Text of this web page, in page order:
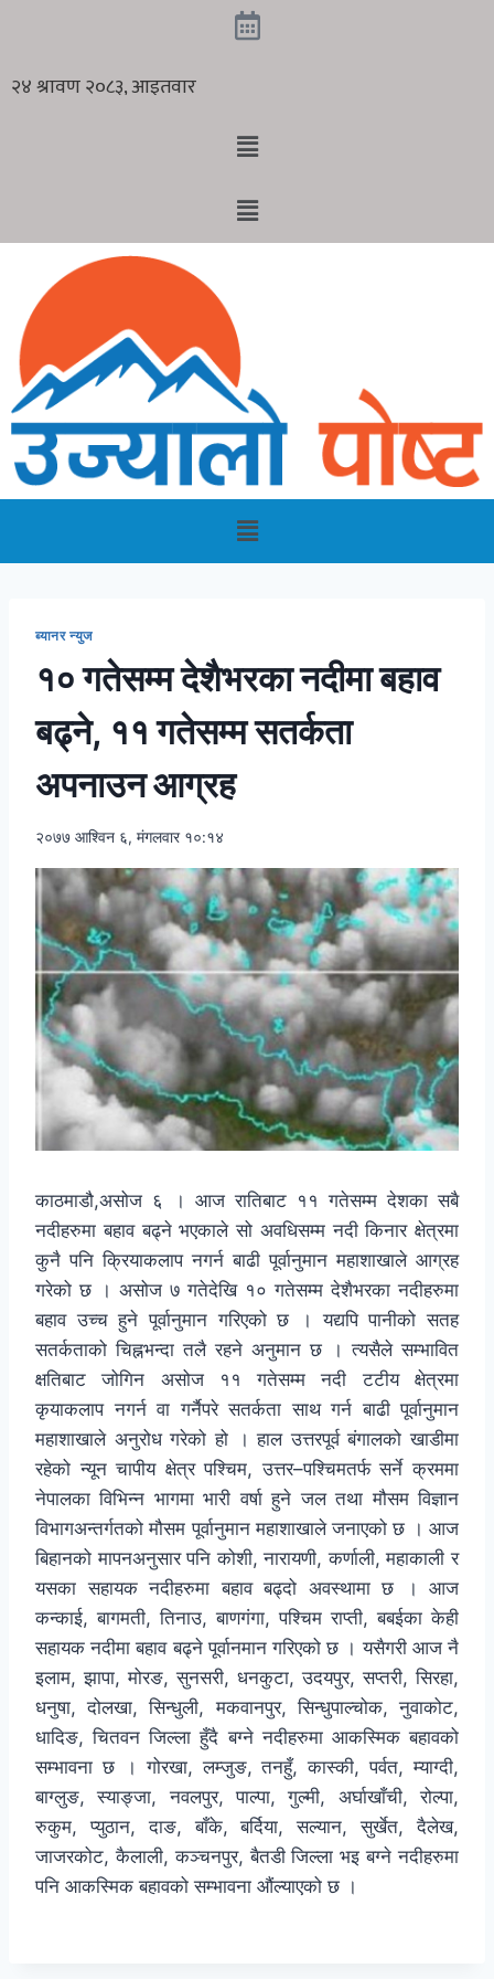
ब्यानर न्युज
१० गतेसम्म देशैभरका नदीमा बहाव
बढ्ने, ११ गतेसम्म सतर्कता
अपनाउन आग्रह
२०७७ आश्विन ६, मंगलवार १०:१४
काठमाडौ,असोज ६ । आज रातिबाट ११ गतेसम्म देशका सबै
नदीहरुमा बहाव बढ्ने भएकाले सो अवधिसम्म नदी किनार क्षेत्रमा
कुनै पनि क्रियाकलाप नगर्न बाढी पूर्वानुमान महाशाखाले आग्रह
गरेको छ । असोज ७ गतेदेखि १० गतेसम्म देशैभरका नदीहरुमा
बहाव उच्च हुने पूर्वानुमान गरिएको छ । यद्यपि पानीको सतह
सतर्कताको चिह्नभन्दा तलै रहने अनुमान छ । त्यसैले सम्भावित
क्षतिबाट जोगिन असोज ११ गतेसम्म नदी टटीय क्षेत्रमा
कृयाकलाप नगर्न वा गर्नैपरे सतर्कता साथ गर्न बाढी पूर्वानुमान
महाशाखाले अनुरोध गरेको हो । हाल उत्तरपूर्व बंगालको खाडीमा
रहेको न्यून चापीय क्षेत्र पश्चिम, उत्तर–पश्चिमतर्फ सर्ने क्रममा
नेपालका विभिन्न भागमा भारी वर्षा हुने जल तथा मौसम विज्ञान
विभागअन्तर्गतको मौसम पूर्वानुमान महाशाखाले जनाएको छ । आज
बिहानको मापनअनुसार पनि कोशी, नारायणी, कर्णाली, महाकाली र
यसका सहायक नदीहरुमा बहाव बढ्दो अवस्थामा छ । आज
कन्काई, बागमती, तिनाउ, बाणगंगा, पश्चिम राप्ती, बबईका केही
सहायक नदीमा बहाव बढ्ने पूर्वानमान गरिएको छ । यसैगरी आज नै
इलाम, झापा, मोरङ, सुनसरी, धनकुटा, उदयपुर, सप्तरी, सिरहा,
धनुषा, दोलखा, सिन्धुली, मकवानपुर, सिन्धुपाल्चोक, नुवाकोट,
धादिङ, चितवन जिल्ला हुँदै बग्ने नदीहरुमा आकस्मिक बहावको
सम्भावना छ । गोरखा, लम्जुङ, तनहुँ, कास्की, पर्वत, म्याग्दी,
बाग्लुङ, स्याङ्जा, नवलपुर, पाल्पा, गुल्मी, अर्घाखाँची, रोल्पा,
रुकुम, प्युठान, दाङ, बाँके, बर्दिया, सल्यान, सुर्खेत, दैलेख,
जाजरकोट, कैलाली, कञ्चनपुर, बैतडी जिल्ला भइ बग्ने नदीहरुमा
पनि आकस्मिक बहावको सम्भावना औंल्याएको छ ।